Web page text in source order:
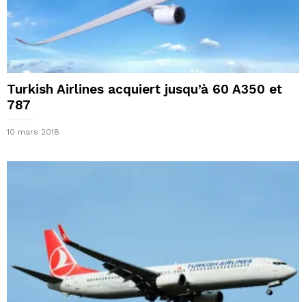
Turkish Airlines acquiert jusqu’à 60 A350 et
787
10 mars 2018